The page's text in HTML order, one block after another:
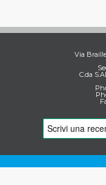
Via
C.da